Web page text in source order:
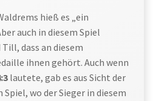
hieß es „ein
auch in diesem Spiel
dass an diesem
ihnen gehört. Auch wenn
lautete, gab es aus Sicht der
Spiel, wo der Sieger in diesem